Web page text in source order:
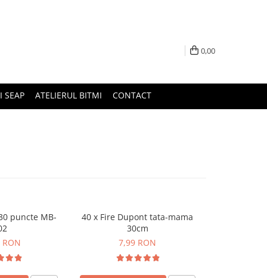
0,00
SEAP ATELIERUL BITMI CONTACT
puncte MB-
40 x Fire Dupont tata-mama
30cm
7,99 RON